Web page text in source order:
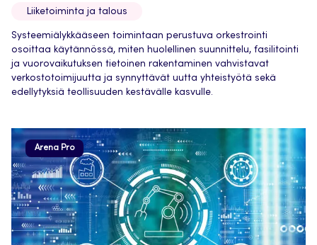
Liiketoiminta ja talous
Systeemiälykkääseen toimintaan perustuva orkestrointi
osoittaa käytännössä, miten huolellinen suunnittelu, fasilitointi
ja vuorovaikutuksen tietoinen rakentaminen vahvistavat
verkostotoimijuutta ja synnyttävät uutta yhteistyötä sekä
edellytyksiä teollisuuden kestävälle kasvulle.
Arena Pro